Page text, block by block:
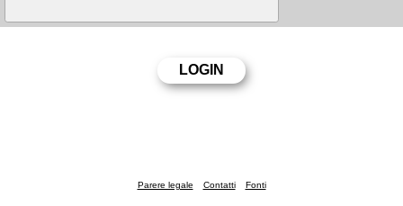
Parere legale Contatti Fonti